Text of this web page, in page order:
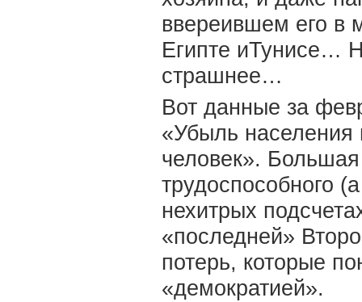
ввереившем его в
Египте иТунисе…
страшнее…
Вот данные за
«Убыль населения
человек».
трудоспособного
нехитрых
«последней»
потерь, которые
«демократией».